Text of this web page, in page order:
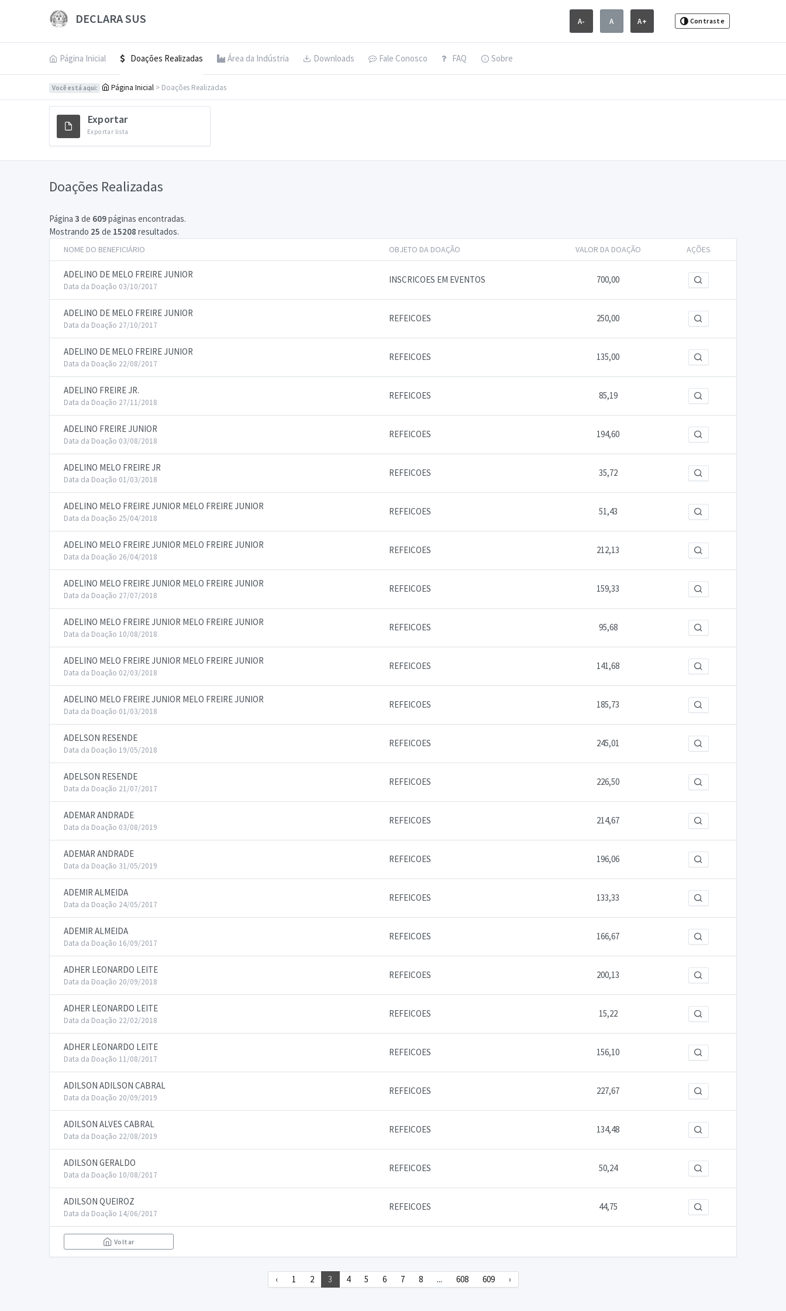
DECLARA SUS A- A A+ Contraste
Página Inicial Doações Realizadas Área da Indústria Downloads Fale Conosco FAQ Sobre
Você está aqui: Página Inicial > Doações Realizadas
Exportar
Exportar lista
Doações Realizadas
Página 3 de 609páginas encontradas.
Mostrando 25 de 15208 resultados.
NOME DO BENEFICIÁRIO OBJETO DA DOAÇÃO VALOR DA DOAÇÃO AÇÕES
ADELINO DE MELO FREIRE JUNIOR
Data da Doação 03/10/2017
INSCRICOES EM EVENTOS 700,00
ADELINO DE MELO FREIRE JUNIOR
Data da Doação 27/10/2017
REFEICOES 250,00
ADELINO DE MELO FREIRE JUNIOR
Data da Doação 22/08/2017
REFEICOES 135,00
ADELINO FREIRE JR.
Data da Doação 27/11/2018
REFEICOES 85,19
ADELINO FREIRE JUNIOR
Data da Doação 03/08/2018
REFEICOES 194,60
ADELINO MELO FREIRE JR
Data da Doação 01/03/2018
REFEICOES 35,72
ADELINO MELO FREIRE JUNIOR MELO FREIRE JUNIOR
Data da Doação 25/04/2018
REFEICOES 51,43
ADELINO MELO FREIRE JUNIOR MELO FREIRE JUNIOR
Data da Doação 26/04/2018
REFEICOES 212,13
ADELINO MELO FREIRE JUNIOR MELO FREIRE JUNIOR
Data da Doação 27/07/2018
REFEICOES 159,33
ADELINO MELO FREIRE JUNIOR MELO FREIRE JUNIOR
Data da Doação 10/08/2018
REFEICOES 95,68
ADELINO MELO FREIRE JUNIOR MELO FREIRE JUNIOR
Data da Doação 02/03/2018
REFEICOES 141,68
ADELINO MELO FREIRE JUNIOR MELO FREIRE JUNIOR
Data da Doação 01/03/2018
REFEICOES 185,73
ADELSON RESENDE
Data da Doação 19/05/2018
REFEICOES 245,01
ADELSON RESENDE
Data da Doação 21/07/2017
REFEICOES 226,50
ADEMAR ANDRADE
Data da Doação 03/08/2019
REFEICOES 214,67
ADEMAR ANDRADE
Data da Doação 31/05/2019
REFEICOES 196,06
ADEMIR ALMEIDA
Data da Doação 24/05/2017
REFEICOES 133,33
ADEMIR ALMEIDA
Data da Doação 16/09/2017
REFEICOES 166,67
ADHER LEONARDO LEITE
Data da Doação 20/09/2018
REFEICOES 200,13
ADHER LEONARDO LEITE
Data da Doação 22/02/2018
REFEICOES 15,22
ADHER LEONARDO LEITE
Data da Doação 11/08/2017
REFEICOES 156,10
ADILSON ADILSON CABRAL
Data da Doação 20/09/2019
REFEICOES 227,67
ADILSON ALVES CABRAL
Data da Doação 22/08/2019
REFEICOES 134,48
ADILSON GERALDO
Data da Doação 10/08/2017
REFEICOES 50,24
ADILSON QUEIROZ
Data da Doação 14/06/2017
REFEICOES 44,75
Voltar
‹ 1 2 3 4 5 6 7 8 ... 608 609 ›